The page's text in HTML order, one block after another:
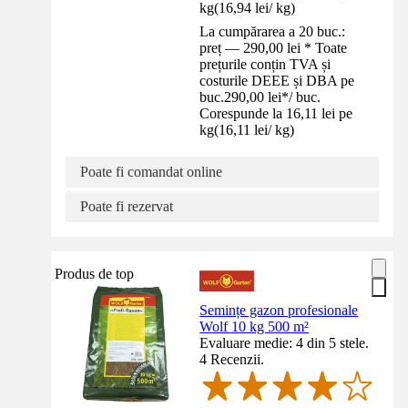
kg(16,94 lei/ kg)
La cumpărarea a 20 buc.:
preț — 290,00 lei * Toate
prețurile conțin TVA și
costurile DEEE și DBA pe
buc.290,00 lei*/ buc.
Corespunde la 16,11 lei pe
kg(16,11 lei/ kg)
Poate fi comandat online
Poate fi rezervat
Produs de top
Semințe gazon profesionale
Wolf 10 kg 500 m²
Evaluare medie: 4 din 5 stele.
4 Recenzii.